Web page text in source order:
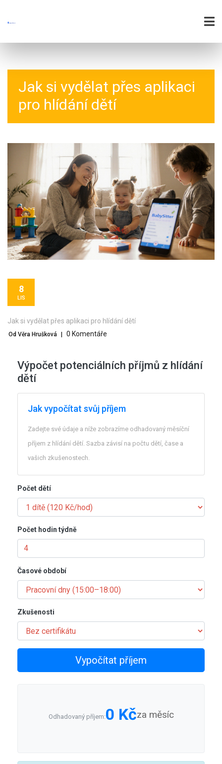
Jak si vydělat přes aplikaci
pro hlídání dětí
8
LIS
Jak si vydělat přes aplikaci pro hlídání dětí
Od Věra Hrušková 0 Komentáře
Výpočet potenciálních příjmů z hlídání
dětí
Jak vypočítat svůj příjem
Zadejte své údaje a níže zobrazíme odhadovaný měsíční
příjem z hlídání dětí. Sazba závisí na počtu dětí, čase a
vašich zkušenostech.
Počet dětí
Počet hodin týdně
Časové období
Zkušenosti
Vypočítat příjem
Odhadovaný příjem:0 Kčza měsíc